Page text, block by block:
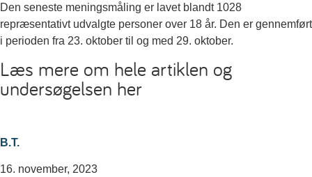
Den seneste meningsmåling er lavet blandt 1028
repræsentativt udvalgte personer over 18 år. Den er gennemført
i perioden fra 23. oktober til og med 29. oktober.
Læs mere om hele artiklen og
undersøgelsen her
B.T.
16. november, 2023